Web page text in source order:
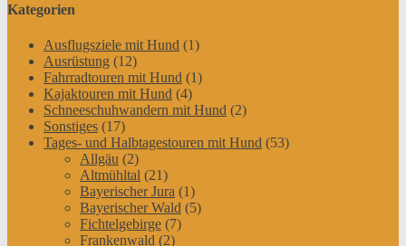
Kategorien
Ausflugsziele mit Hund (1)
Ausrüstung (12)
Fahrradtouren mit Hund (1)
Kajaktouren mit Hund (4)
Schneeschuhwandern mit Hund (2)
Sonstiges (17)
Tages- und Halbtagestouren mit Hund (53)
Allgäu (2)
Altmühltal (21)
Bayerischer Jura (1)
Bayerischer Wald (5)
Fichtelgebirge (7)
Frankenwald (2)